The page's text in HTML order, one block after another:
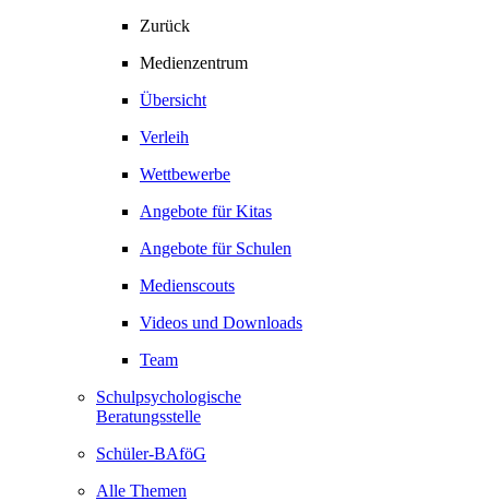
Zurück
Medienzentrum
Übersicht
Verleih
Wettbewerbe
Angebote für Kitas
Angebote für Schulen
Medienscouts
Videos und Downloads
Team
Schulpsychologische
Beratungsstelle
Schüler-BAföG
Alle Themen